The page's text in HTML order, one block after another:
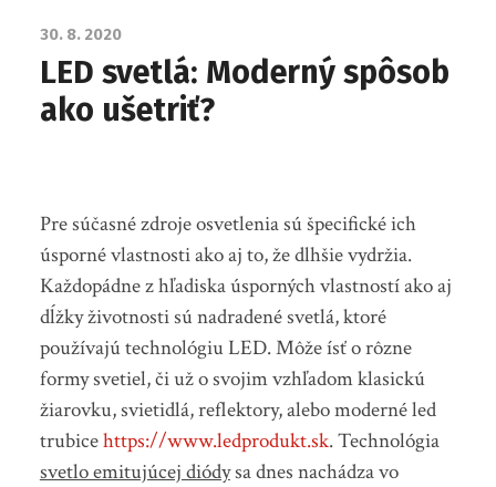
30. 8. 2020
LED svetlá: Moderný spôsob
ako ušetriť?
Pre súčasné zdroje osvetlenia sú špecifické ich
úsporné vlastnosti ako aj to, že dlhšie vydržia.
Každopádne z hľadiska úsporných vlastností ako aj
dĺžky životnosti sú nadradené svetlá, ktoré
používajú technológiu LED. Môže ísť o rôzne
formy svetiel, či už o svojim vzhľadom klasickú
žiarovku, svietidlá, reflektory, alebo moderné led
trubicehttps://www.ledprodukt.sk. Technológia
svetlo emitujúcej diódysa dnes nachádza vo